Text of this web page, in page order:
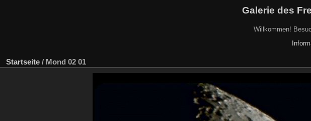
Galerie des
Willkommen!
Startseite / Mond 02 01